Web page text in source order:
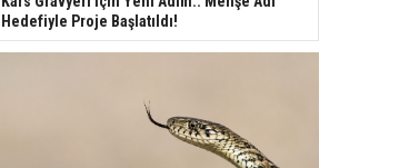
Hedefiyle Proje Başlatıldı!